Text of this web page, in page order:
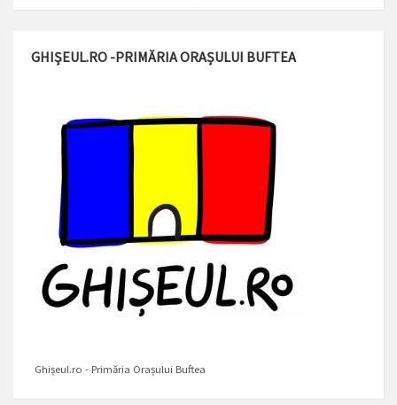
GHIȘEUL.RO -PRIMĂRIA ORAȘULUI BUFTEA
Ghișeul.ro - Primăria Orașului Buftea